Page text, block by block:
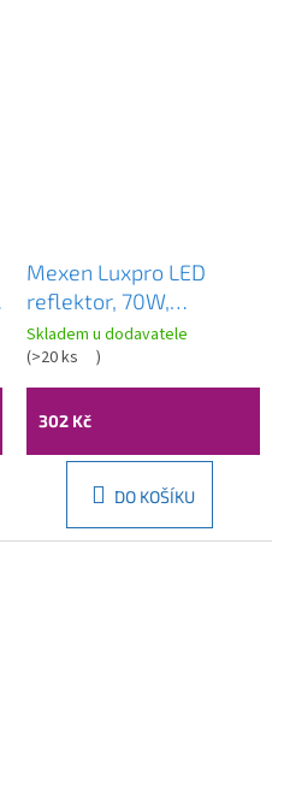
Mexen Luxpro LED
reflektor, 70W,
neutrální - 4000K, 6300
lm, černá - L230-070-
40-70
Skladem u dodavatele
(>20 ks )
302 Kč
DO KOŠÍKU